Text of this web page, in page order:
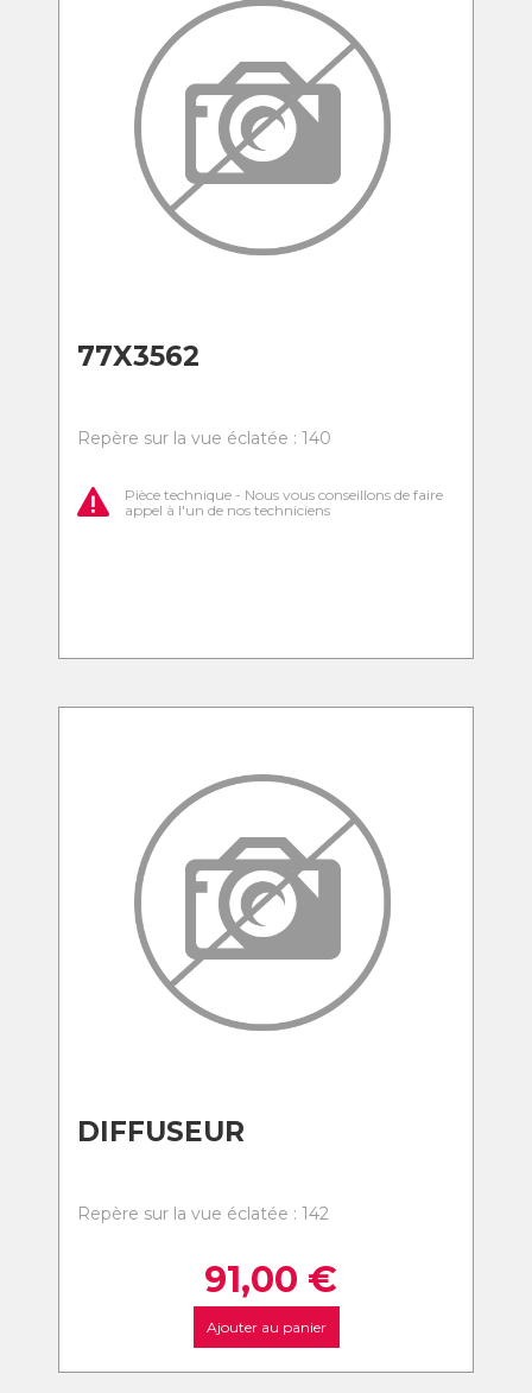
77X3562
Repère sur la vue éclatée : 140
Pièce technique - Nous vous conseillons de faire
appel à l'un de nos techniciens
DIFFUSEUR
Repère sur la vue éclatée : 142
91,00 €
Ajouter au panier